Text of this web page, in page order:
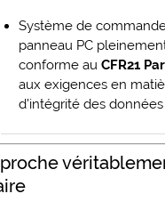
Système de
panneau PC
conforme auCFR21
aux exigences en
d’intégrité des données